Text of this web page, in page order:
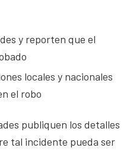
y reporten que el
locales y nacionales
el robo
publiquen los detalles
tal incidente pueda ser